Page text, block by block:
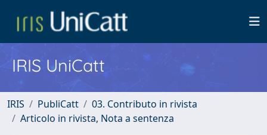
IRIS UniCatt
IRIS PubliCatt
03. Contributo in rivista
Articolo in rivista, Nota a sentenza